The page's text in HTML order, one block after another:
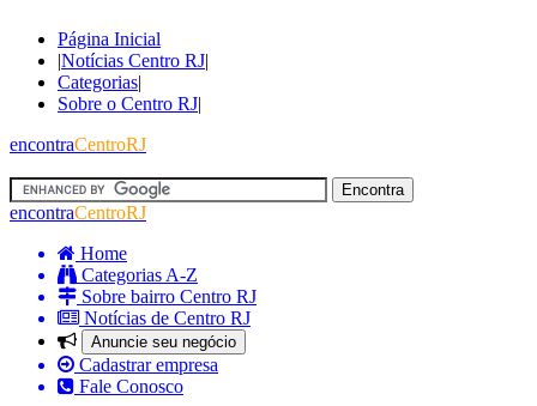
Página Inicial
|Notícias Centro RJ|
Categorias|
Sobre o Centro RJ|
encontraCentroRJ
encontraCentroRJ
Home
Categorias A-Z
Sobre bairro Centro RJ
Notícias de Centro RJ
Anuncie seu negócio
Cadastrar empresa
Fale Conosco